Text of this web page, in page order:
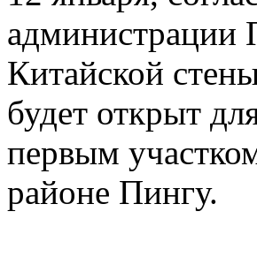
администрации
Китайской
будет открыт
первым
районе Пингу.